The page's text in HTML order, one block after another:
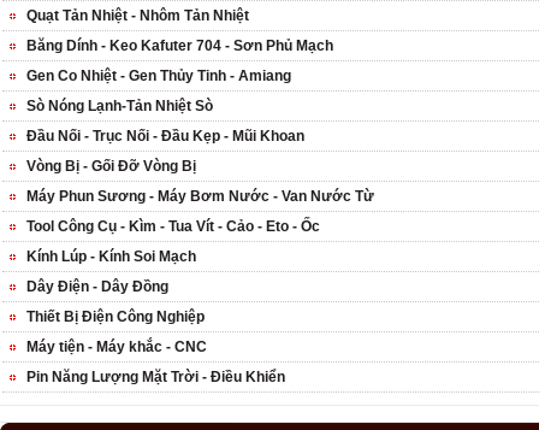
Quạt Tản Nhiệt - Nhôm Tản Nhiệt
Băng Dính - Keo Kafuter 704 - Sơn Phủ Mạch
Gen Co Nhiệt - Gen Thủy Tinh - Amiang
Sò Nóng Lạnh-Tản Nhiệt Sò
Đầu Nối - Trục Nối - Đầu Kẹp - Mũi Khoan
Vòng Bị - Gối Đỡ Vòng Bị
Máy Phun Sương - Máy Bơm Nước - Van Nước Từ
Tool Công Cụ - Kìm - Tua Vít - Cảo - Eto - Ốc
Kính Lúp - Kính Soi Mạch
Dây Điện - Dây Đồng
Thiết Bị Điện Công Nghiệp
Máy tiện - Máy khắc - CNC
Pin Năng Lượng Mặt Trời - Điều Khiển